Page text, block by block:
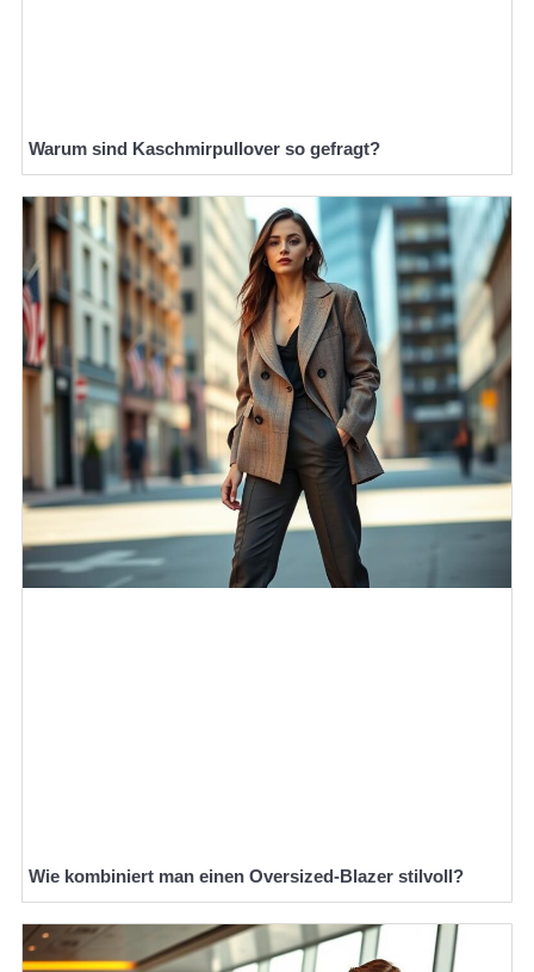
Warum sind Kaschmirpullover so gefragt?
Wie kombiniert man einen Oversized-Blazer stilvoll?